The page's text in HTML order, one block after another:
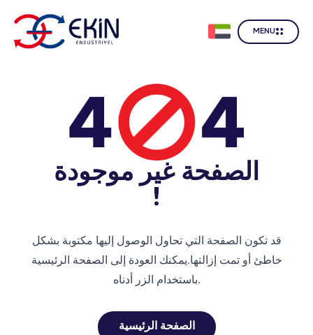
MENU
الصفحة غير موجودة
!
قد تكون الصفحة التي تحاول الوصول إليها مكتوبة بشكل
خاطئ أو تمت إزالتها.يمكنك العودة إلى الصفحة الرئيسية
باستخدام الزر أدناه.
الصفحة الرئيسية